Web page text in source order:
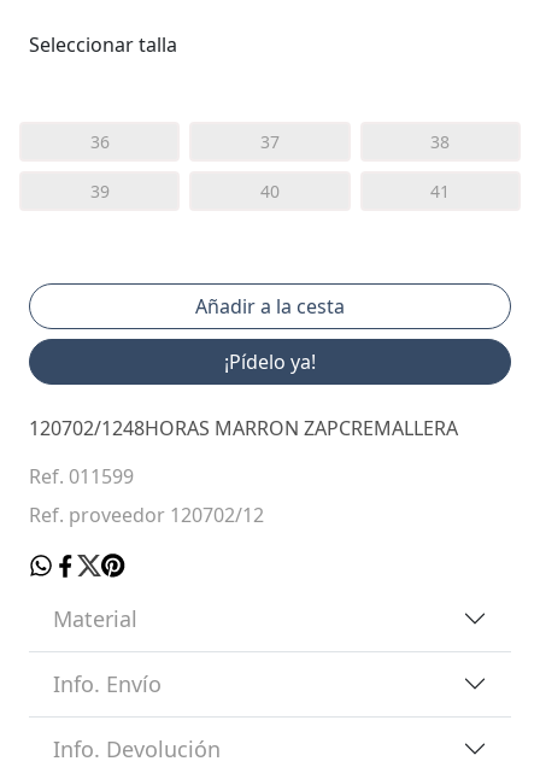
Seleccionar talla
36 37 38
39 40 41
¡Pídelo ya!
120702/1248HORAS MARRON ZAPCREMALLERA
Ref. 011599
Ref. proveedor 120702/12
Material
Info. Envío
Info. Devolución